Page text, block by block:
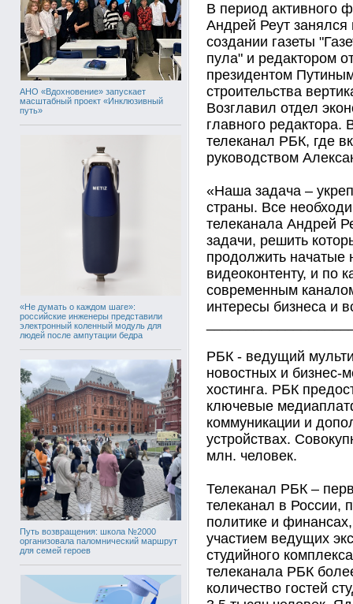
АНО «Вдохновение» запускает
масштабный проект «Инклюзивный
путь»
«Не думать о каждом шаге»:
российские инженеры представили
электронный коленный модуль для
людей после ампутации бедра
Путь возвращения: школа №2000
организовала паломнический маршрут
для семей героев
В период активного
Андрей Реут занялся
создании газеты
пула" и редактором
президентом
строительства
Возглавил отдел
главного редактора.
телеканал РБК, где
руководством
«Наша задача –
страны. Все
телеканала Андрей
задачи, решить
продолжить
видеоконтенту, и по
современным
интересы бизнеса и
РБК - ведущий
новостных и бизнес-
хостинга. РБК
ключевые
коммуникации и
устройствах.
млн. человек.
Телеканал РБК –
телеканал в России,
политике и
участием ведущих
студийного
телеканала РБК
количество гостей